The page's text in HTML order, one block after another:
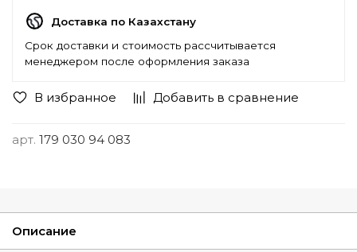
В избранное Добавить в сравнение
арт. 179 030 94 083
Доставка по Казахстану
Срок доставки и стоимость рассчитывается
менеджером после оформления заказа
Описание